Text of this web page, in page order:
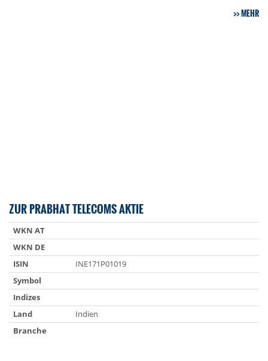
MEHR
ZUR PRABHAT TELECOMS AKTIE
WKN AT
WKN DE
ISIN
INE171P01019
Symbol
Indizes
Land
Indien
Branche